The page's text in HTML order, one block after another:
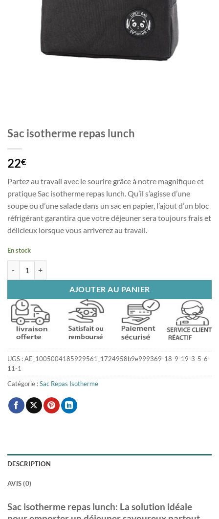
Sac isotherme repas lunch
22€
Partez au travail avec le sourire grâce à notre magnifique et
pratique Sac isotherme repas lunch. Qu’il s’agisse d’une
soupe ou d’une salade dans un sac en papier, l’ajout d’un bloc
réfrigérant garantira que votre déjeuner sera toujours frais et
délicieux lorsque vous arriverez au travail.
En stock
AJOUTER AU PANIER
UGS :AE_1005004185929561_1724958b9e999369-18-9-19-3-5-6-
11-1
Catégorie :Sac Repas Isotherme
DESCRIPTION
AVIS (0)
Sac isotherme repas lunch: La solution idéale